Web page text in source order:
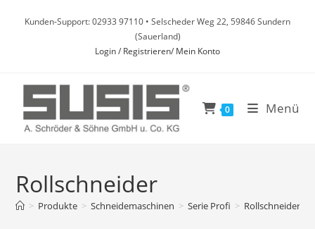
InhaltKunden-Support: 02933 97110 • Selscheder Weg 22, 59846 Sundern
(Sauerland)
Login / Registrieren/ Mein Konto
0 Menü
Rollschneider
> Produkte > Schneidemaschinen > Serie Profi > Rollschneider